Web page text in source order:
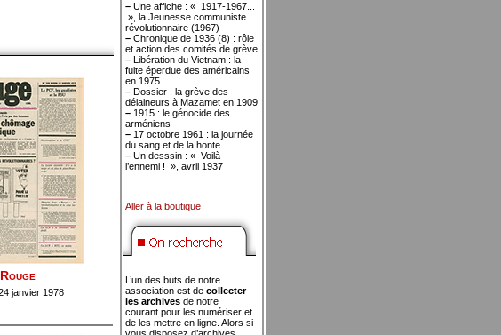
Rouge
janvier 1978
–Une affiche : « 1917-1967...
», la Jeunesse communiste
révolutionnaire (1967)
–Chronique de 1936 (8) : rôle
et action des comités de grève
–Libération du Vietnam : la
fuite éperdue des américains
en 1975
–Dossier : la grève des
délaineurs à Mazamet en 1909
–1915 : le génocide des
arméniens
–17 octobre 1961 : la journée
du sang et de la honte
–Un desssin : « Voilà
l’ennemi ! », avril 1937
Aller à la boutique
L’un des buts de notre
association est de collecter
les archivesde notre
courant pour les numériser et
de les mettre en ligne. Alors si